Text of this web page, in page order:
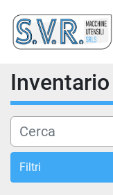
Inventario
Filtri